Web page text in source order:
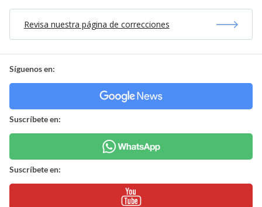
Revisa nuestra página de correcciones
Síguenos en:
Suscríbete en:
Suscríbete en: